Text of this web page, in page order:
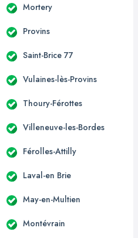
Mortery
Provins
Saint-Brice 77
Vulaines-lès-Provins
Thoury-Férottes
Villeneuve-les-Bordes
Férolles-Attilly
Laval-en Brie
May-en-Multien
Montévrain